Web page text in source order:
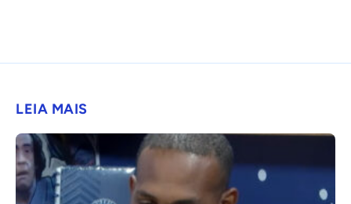
LEIA MAIS